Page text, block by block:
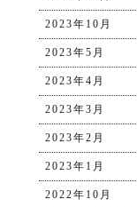
2023年10月
2023年5月
2023年4月
2023年3月
2023年2月
2023年1月
2022年10月